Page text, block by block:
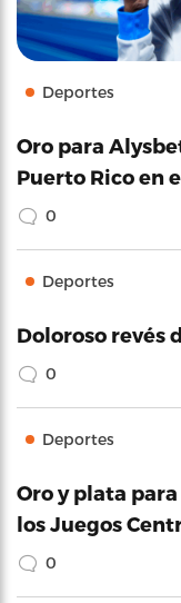
Deportes
Oro para
Puerto Rico en
0
Deportes
Doloroso revés
0
Deportes
Oro y plata
los Juegos
0